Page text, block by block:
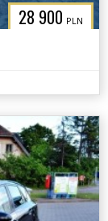
28 900 PLN